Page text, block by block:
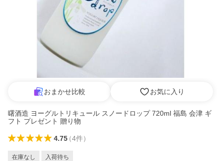
おまかせ比較 お気に入り
曙酒造 ヨーグルトリキュール スノードロップ 720ml 福島 会津 ギ
フト プレゼント 贈り物
4.75（4件）
在庫なし 入荷待ち